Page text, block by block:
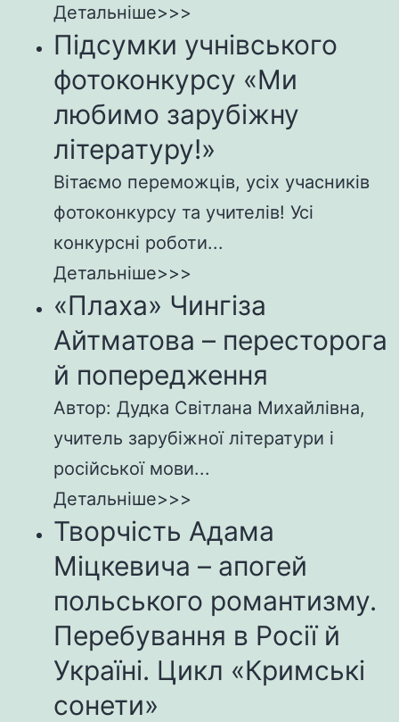
Детальніше>>>
Підсумки учнівського
фотоконкурсу «Ми
любимо зарубіжну
літературу!»
Вітаємо переможців, усіх учасників
фотоконкурсу та учителів! Усі
конкурсні роботи...
Детальніше>>>
«Плаха» Чингіза
Айтматова – пересторога
й попередження
Автор: Дудка Світлана Михайлівна,
учитель зарубіжної літератури і
російської мови...
Детальніше>>>
Творчість Адама
Міцкевича – апогей
польського романтизму.
Перебування в Росії й
Україні. Цикл «Кримські
сонети»